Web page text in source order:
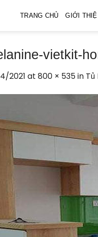
TRANG CHỦ GIỚI
vietkit-
2021 at 800 × 535in Tủ